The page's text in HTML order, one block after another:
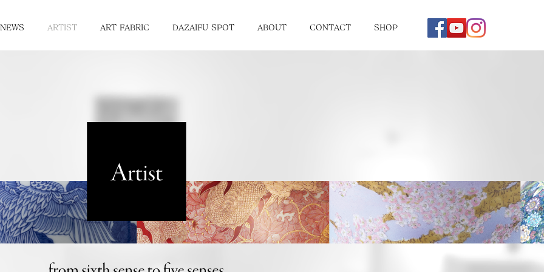
NEWS ARTIST ART FABRIC DAZAIFU SPOT ABOUT CONTACT SHOP